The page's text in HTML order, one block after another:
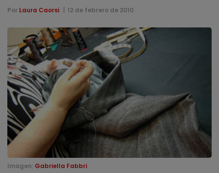
Por Laura Caorsi 12 de febrero de 2010
Imagen: Gabriella Fabbri